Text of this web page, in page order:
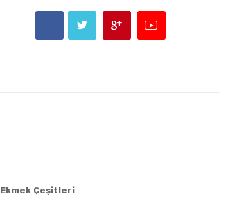
Ekmek Çeşitleri